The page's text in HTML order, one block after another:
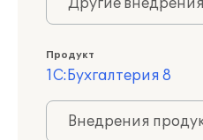
Другие
Продукт
1С:Бухгалтерия 8
Внедрения